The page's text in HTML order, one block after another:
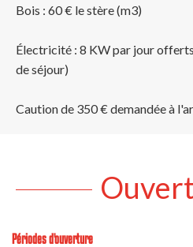
Bois : 60 € le stère (m3)
Électricité : 8 KW par jour
de séjour)
Caution de 350 € demandée à
Périodes d'ouverture